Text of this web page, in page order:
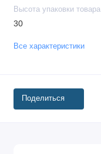
Высота упаковки товара
30
Все характеристики
Поделиться